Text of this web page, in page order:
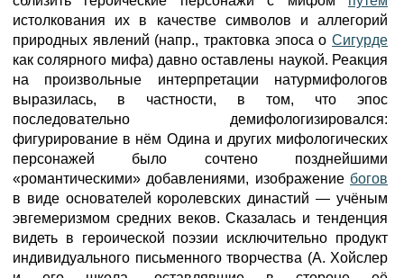
истолкования их в качестве символов и аллегорий
природных явлений (напр., трактовка эпоса о Сигурде
как солярного мифа) давно оставлены наукой. Реакция
на произвольные интерпретации натурмифологов
выразилась, в частности, в том, что эпос
последовательно демифологизировался:
фигурирование в нём Одина и других мифологических
персонажей было сочтено позднейшими
«романтическими» добавлениями, изображение богов
в виде основателей королевских династий — учёным
эвгемеризмом средних веков. Сказалась и тенденция
видеть в героической поэзии исключительно продукт
индивидуального письменного творчества (А. Хойслер